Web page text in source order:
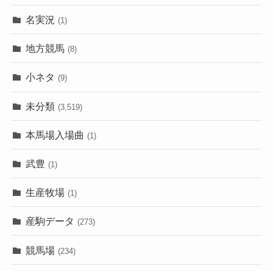
名実況 (1)
地方競馬 (8)
小ネタ (9)
未分類 (3,519)
本馬場入場曲 (1)
武豊 (1)
生産牧場 (1)
産駒データ (273)
競馬場 (234)